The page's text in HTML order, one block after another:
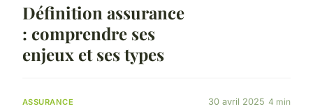
Définition assurance
: comprendre ses
enjeux et ses types
ASSURANCE 30 avril 2025 4 min